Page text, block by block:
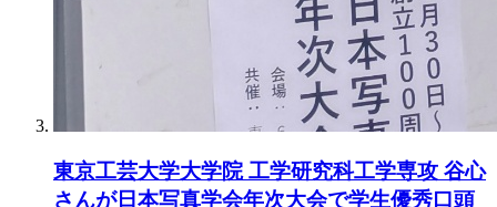
東京工芸大学大学院 工学研究科工学専攻 谷心
さんが日本写真学会年次大会で学生優秀口頭